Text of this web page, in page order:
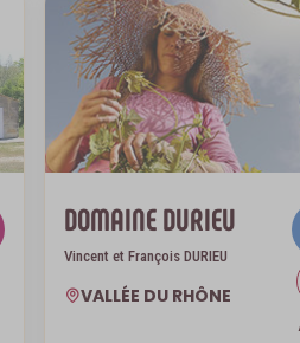
Envoyer par mail
DOMAINE DURIEU
Vincent et François DURIEU
VALLÉE DU RHÔNE